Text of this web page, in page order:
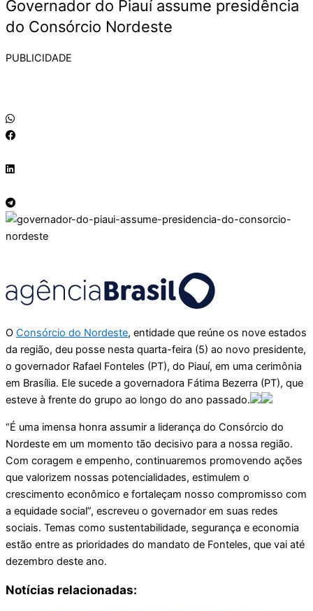
Governador do Piauí assume presidência
do Consórcio Nordeste
PUBLICIDADE
O Consórcio do Nordeste, entidade que reúne os nove estados
da região, deu posse nesta quarta-feira (5) ao novo presidente,
o governador Rafael Fonteles (PT), do Piauí, em uma cerimônia
em Brasília. Ele sucede a governadora Fátima Bezerra (PT), que
esteve à frente do grupo ao longo do ano passado.
“É uma imensa honra assumir a liderança do Consórcio do
Nordeste em um momento tão decisivo para a nossa região.
Com coragem e empenho, continuaremos promovendo ações
que valorizem nossas potencialidades, estimulem o
crescimento econômico e fortaleçam nosso compromisso com
a equidade social”, escreveu o governador em suas redes
sociais. Temas como sustentabilidade, segurança e economia
estão entre as prioridades do mandato de Fonteles, que vai até
dezembro deste ano.
Notícias relacionadas: